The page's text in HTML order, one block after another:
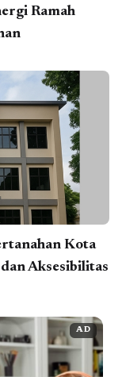
Ramah
Kota
Aksesibilitas
AD